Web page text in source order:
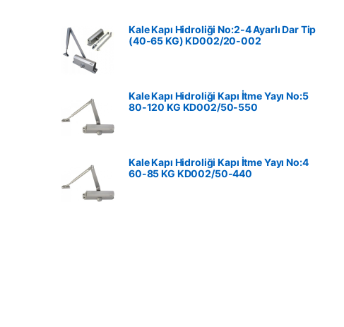
Kale Kapı Hidroliği No:2-4 Ayarlı Dar Tip
(40-65 KG) KD002/20-002
Kale Kapı Hidroliği Kapı İtme Yayı No:5
80-120 KG ‎KD002/50-550
Kale Kapı Hidroliği Kapı İtme Yayı No:4
60-85 KG ‎KD002/50-440